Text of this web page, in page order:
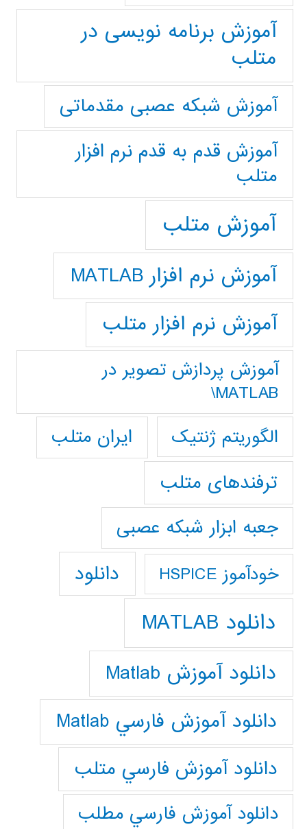
آموزش برنامه نویسی در
متلب
آموزش شبکه عصبی مقدماتی
آموزش قدم به قدم نرم افزار
متلب
آموزش متلب
آموزش نرم افزار MATLAB
آموزش نرم افزار متلب
آموزش پردازش تصوير در
MATLAB\
الگوریتم ژنتیک
ایران متلب
ترفندهای متلب
جعبه ابزار شبکه عصبی
خودآموز HSPICE دانلود
دانلود MATLAB
دانلود آموزش Matlab
دانلود آموزش فارسي Matlab
دانلود آموزش فارسي متلب
دانلود آموزش فارسي مطلب